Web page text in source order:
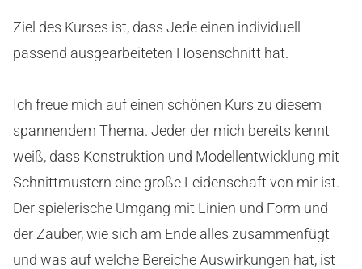
Ziel des Kurses ist, dass Jede einen individuell
passend ausgearbeiteten Hosenschnitt hat.
Ich freue mich auf einen schönen Kurs zu diesem
spannendem Thema. Jeder der mich bereits kennt
weiß, dass Konstruktion und Modellentwicklung mit
Schnittmustern eine große Leidenschaft von mir ist.
Der spielerische Umgang mit Linien und Form und
der Zauber, wie sich am Ende alles zusammenfügt
und was auf welche Bereiche Auswirkungen hat, ist